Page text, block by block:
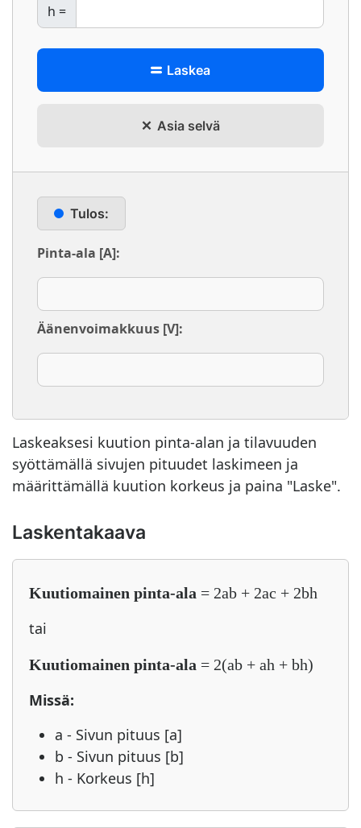
h =
Laskea
Asia selvä
Tulos:
Pinta-ala [A]:
Äänenvoimakkuus [V]:
Laskeaksesi kuution pinta-alan ja tilavuuden
syöttämällä sivujen pituudet laskimeen ja
määrittämällä kuution korkeus ja paina "Laske".
Laskentakaava
Kuutiomainen pinta-ala = 2ab + 2ac + 2bh
tai
Kuutiomainen pinta-ala = 2(ab + ah + bh)
Missä:
a - Sivun pituus [a]
b - Sivun pituus [b]
h - Korkeus [h]